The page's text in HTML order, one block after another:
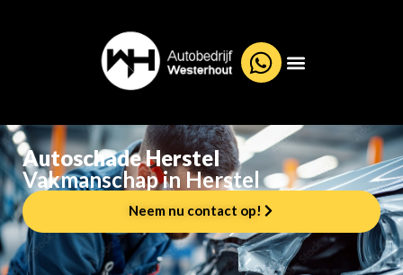
Autoschade Herstel
Vakmanschap in Herstel
Neem nu contact op!